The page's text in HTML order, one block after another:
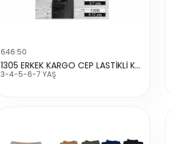
646.50
1305 ERKEK KARGO CEP LASTİKLİ KOT PANTALON
3-4-5-6-7 YAŞ